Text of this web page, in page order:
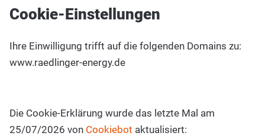
Cookie-Einstellungen
Ihre Einwilligung trifft auf die folgenden Domains zu:
www.raedlinger-energy.de
Die Cookie-Erklärung wurde das letzte Mal am
25/07/2026 von Cookiebot aktualisiert: